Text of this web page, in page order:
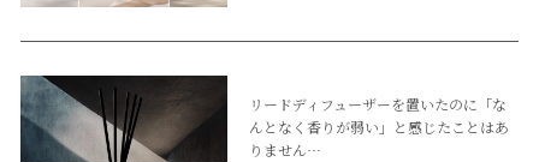
リードディフューザーを置いたのに「な
んとなく香りが弱い」と感じたことはあ
りません…